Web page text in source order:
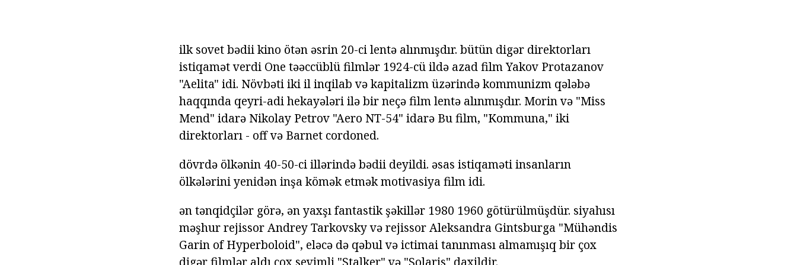
ilk sovet bədii kino ötən əsrin 20-ci lentə alınmışdır. bütün digər direktorları
istiqamət verdi One təəccüblü filmlər 1924-cü ildə azad film Yakov Protazanov
"Aelita" idi. Növbəti iki il inqilab və kapitalizm üzərində kommunizm qələbə
haqqında qeyri-adi hekayələri ilə bir neçə film lentə alınmışdır. Morin və "Miss
Mend" idarə Nikolay Petrov "Aero NT-54" idarə Bu film, "Kommuna," iki
direktorları - off və Barnet cordoned.
dövrdə ölkənin 40-50-ci illərində bədii deyildi. əsas istiqaməti insanların
ölkələrini yenidən inşa kömək etmək motivasiya film idi.
ən tənqidçilər görə, ən yaxşı fantastik şəkillər 1980 1960 götürülmüşdür. siyahısı
məşhur rejissor Andrey Tarkovsky və rejissor Aleksandra Gintsburga "Mühəndis
Garin of Hyperboloid", eləcə də qəbul və ictimai tanınması almamışıq bir çox
digər filmlər aldı çox sevimli "Stalker" və "Solaris" daxildir.